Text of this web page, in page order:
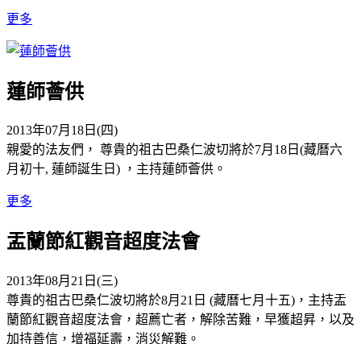
更多
蓮師薈供
2013年07月18日(四)
親愛的法友們， 尊貴的祖古巴桑仁波切將於7月18日(藏曆六
月初十, 蓮師誕生日) ，主持蓮師薈供。
更多
盂蘭節紅觀音超度法會
2013年08月21日(三)
尊貴的祖古巴桑仁波切將於8月21日 (藏曆七月十五)，主持盂
蘭節紅觀音超度法會，超薦亡者，解除苦難，早獲超昇，以及
加持善信，增福延壽，消災解難。